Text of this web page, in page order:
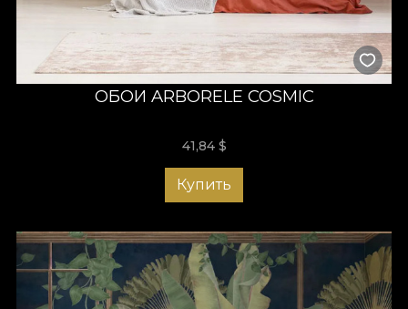
ОБОИ ARBORELE COSMIC
41,84 $
Купить